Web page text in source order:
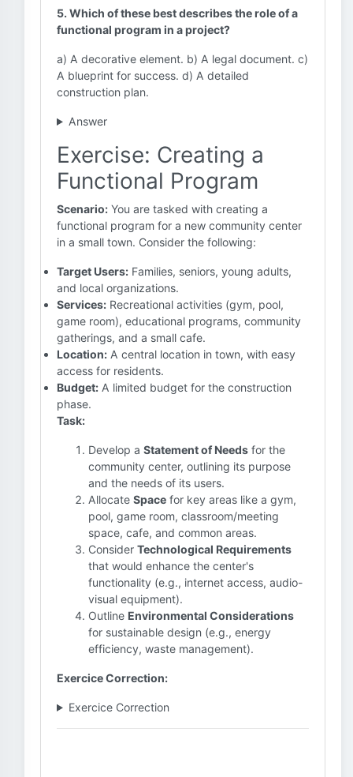
5. Which of these best describes the role of a
functional program in a project?
a) A decorative element. b) A legal document. c)
A blueprint for success. d) A detailed
construction plan.
Answer
Exercise: Creating a
Functional Program
Scenario: You are tasked with creating a
functional program for a new community center
in a small town. Consider the following:
Target Users: Families, seniors, young adults,
and local organizations.
Services: Recreational activities (gym, pool,
game room), educational programs, community
gatherings, and a small cafe.
Location: A central location in town, with easy
access for residents.
Budget: A limited budget for the construction
phase.
Task:
Develop a Statement of Needs for the
community center, outlining its purpose
and the needs of its users.
Allocate Space for key areas like a gym,
pool, game room, classroom/meeting
space, cafe, and common areas.
Consider Technological Requirements
that would enhance the center's
functionality (e.g., internet access, audio-
visual equipment).
Outline Environmental Considerations
for sustainable design (e.g., energy
efficiency, waste management).
Exercice Correction:
Exercice Correction